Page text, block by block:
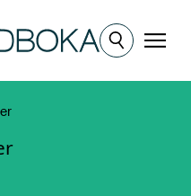
Meny